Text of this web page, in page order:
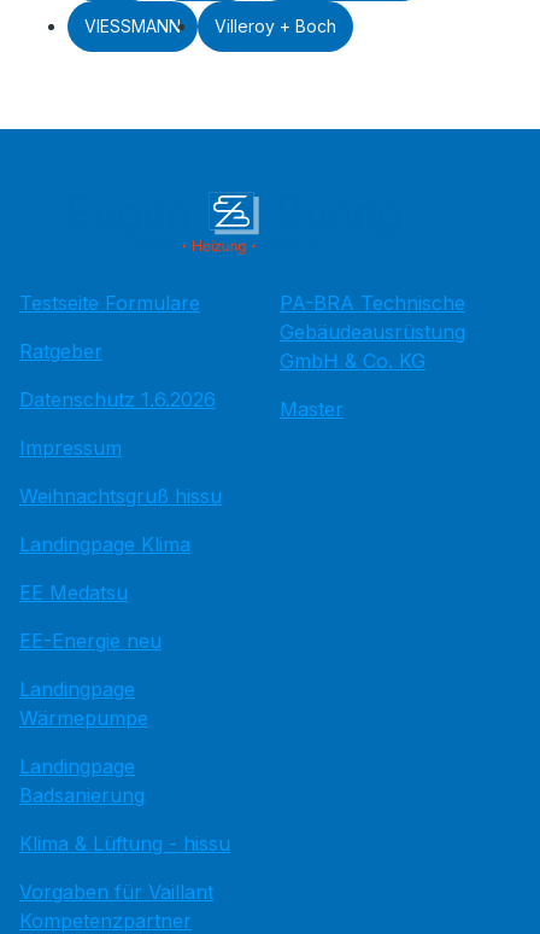
VIESSMANN Villeroy + Boch
Testseite Formulare
Ratgeber
Datenschutz 1.6.2026
Impressum
Weihnachtsgruß hissu
Landingpage Klima
EE Medatsu
EE-Energie neu
Landingpage
Wärmepumpe
Landingpage
Badsanierung
Klima & Lüftung - hissu
Vorgaben für Vaillant
Kompetenzpartner
PA-BRA Technische
Gebäudeausrüstung
GmbH & Co. KG
Master